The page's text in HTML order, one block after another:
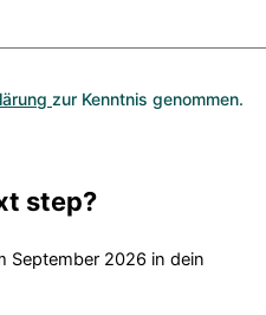
zur Kenntnis genommen.
step?
September 2026 in dein